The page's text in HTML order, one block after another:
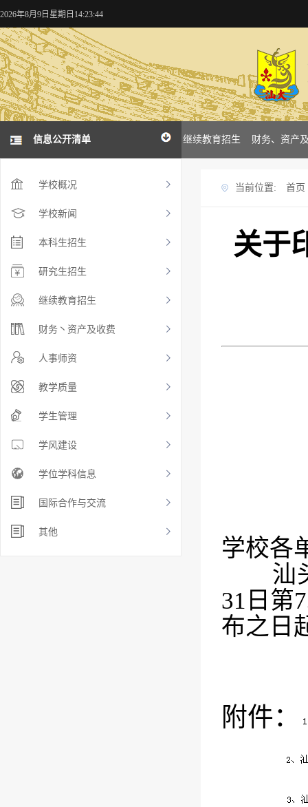
2026年8月9日星期日14:23:44
况 学校新闻 本科招生 研究生招生 继续教育招生 财务、资产
信息公开清单
学校概况
学校新闻
本科生招生
研究生招生
继续教育招生
财务丶资产及收费
人事师资
教学质量
学生管理
学风建设
学位学科信息
国际合作与交流
其他
当前位置: 首页
关于
学校各
汕头
31日第
布之日
附件：